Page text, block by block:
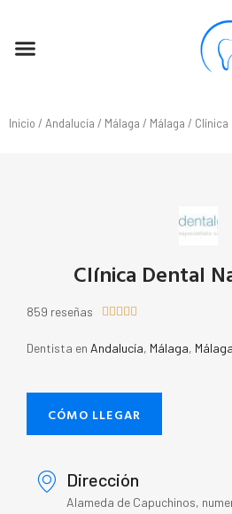
Inicio / Andalucía / Málaga / Málaga / Clínica
Clínica Dental
859 reseñas     
Dentista en Andalucía, Málaga, Málaga
CÓMO LLEGAR
Dirección
Alameda de Capuchinos,